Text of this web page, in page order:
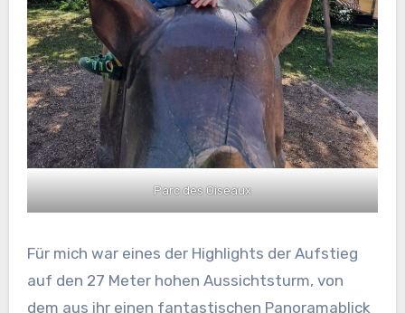
Parc des Oiseaux
Für mich war eines der Highlights der Aufstieg
auf den 27 Meter hohen Aussichtsturm, von
dem aus ihr einen fantastischen Panoramablick